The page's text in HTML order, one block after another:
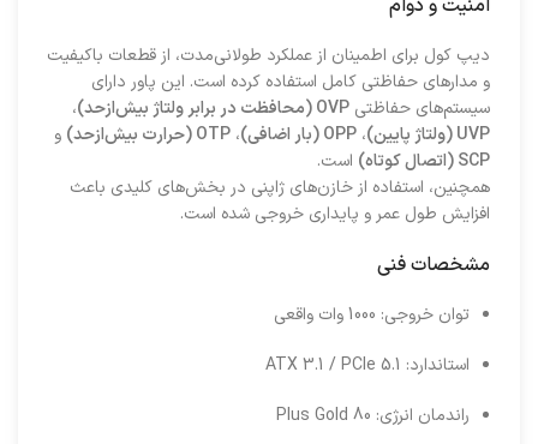
دیپ کول برای اطمینان از عملکرد طولانی‌مدت، از قطعات باکیفیت
و مدارهای حفاظتی کامل استفاده کرده است. این پاور دارای
سیستم‌های حفاظتی OVP (محافظت در برابر ولتاژ بیش‌ازحد)
،
UVP (ولتاژ پایین)
، OPP (بار اضافی) ، OTP (حرارت بیش‌ازحد)
و
SCP (اتصال کوتاه)
است.
همچنین، استفاده از خازن‌های ژاپنی در بخش‌های کلیدی باعث
افزایش طول عمر و پایداری خروجی شده است.
مشخصات فنی
توان خروجی: 1000 وات واقعی
استاندارد: ATX 3.1 / PCIe 5.1
راندمان انرژی: 80 Plus Gold